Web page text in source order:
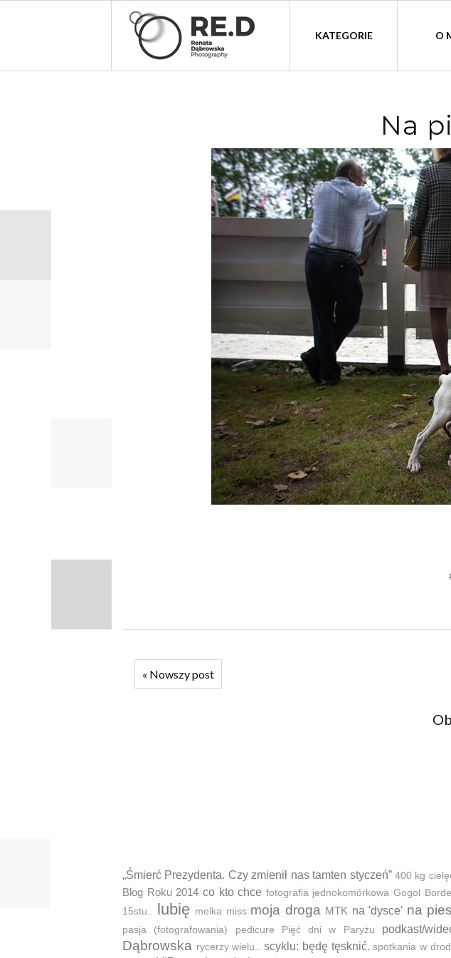
KATEGORIE O
Na
« Nowszy post
„Śmierć Prezydenta. Czy zmienił nas tamten styczeń” 400 kg
Blog Roku 2014 co kto chce fotografia jednokomórkowa Gogol
15stu.. lubię melka miss moja droga MTK na 'dysce' na
pasja (fotografowania) pedicure Pięć dni w Paryżu podkast/
Dąbrowska rycerzy wielu.. scyklu: będę tęsknić. spotkania w